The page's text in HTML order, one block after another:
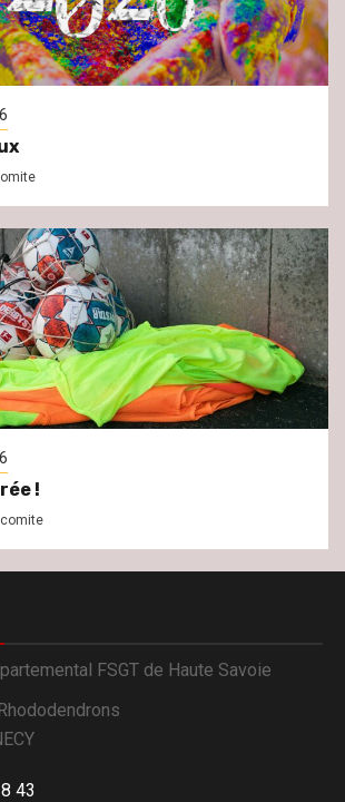
!
comite
FSGT de Haute Savoie
43